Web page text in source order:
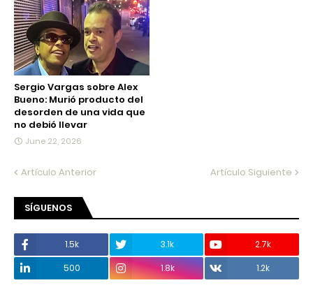
Sergio Vargas sobre Alex
Bueno: Murió producto del
desorden de una vida que
no debió llevar
June 22, 2026
Artículo Anterior Artículo Siguiente
SÍGUENOS
1.5k 3.1k
2.7k
500
1.8k 1.2k